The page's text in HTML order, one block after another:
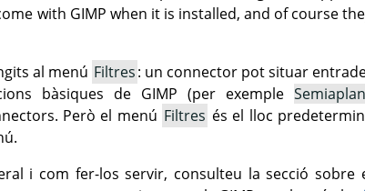
with GIMP when it is installed, and of course
al menú Filtres: un connector pot situar
bàsiques de GIMP (per exemple
Però el menú Filtres és el lloc
i com fer-los servir, consulteu la secció sobre